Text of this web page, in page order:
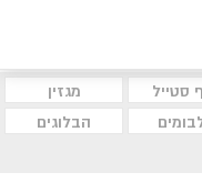
סטייל
מגזין
הבלוגים